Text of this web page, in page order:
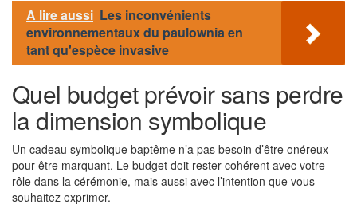
A lire aussi Les inconvénients
environnementaux du paulownia en
tant qu'espèce invasive
Quel budget prévoir sans perdre
la dimension symbolique
Un cadeau symbolique baptême n’a pas besoin d’être onéreux
pour être marquant. Le budget doit rester cohérent avec votre
rôle dans la cérémonie, mais aussi avec l’intention que vous
souhaitez exprimer.